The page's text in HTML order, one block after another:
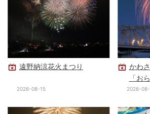
遠野納涼花火まつり
2026-08-15
かわ
「お
火」
2026-